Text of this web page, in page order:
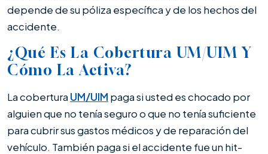
depende de su póliza específica y de los hechos del
accidente.
¿Qué Es La Cobertura UM/UIM Y
Cómo La Activa?
La cobertura UM/UIM paga si usted es chocado por
alguien que no tenía seguro o que no tenía suficiente
para cubrir sus gastos médicos y de reparación del
vehículo. También paga si el accidente fue un hit-